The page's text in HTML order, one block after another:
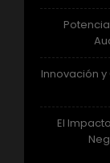
Innovación
El